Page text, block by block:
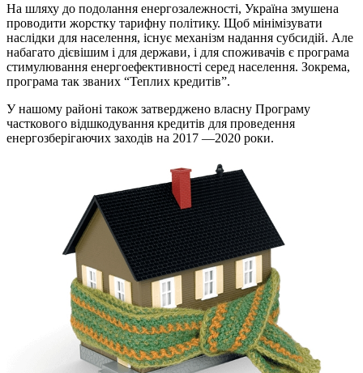
На шляху до подолання енергозалежності, Україна змушена
проводити жорстку тарифну політику. Щоб мінімізувати
наслідки для населення, існує механізм надання субсидій. Але
набагато дієвішим і для держави, і для споживачів є програма
стимулювання енергоефективності серед населення. Зокрема,
програма так званих “Теплих кредитів”.
У нашому районі також затверджено власну Програму
часткового відшкодування кредитів для проведення
енергозберігаючих заходів на 2017 —2020 роки.